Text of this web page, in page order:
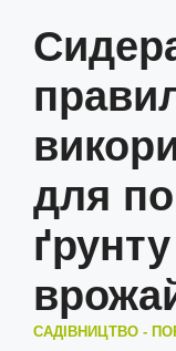
для
САДІВНИЦТВО -